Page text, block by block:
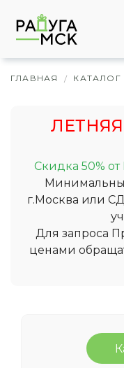
ГЛАВНАЯ / КАТАЛОГ
Скидка 50%
г.Москва или
Для запроса
ценами